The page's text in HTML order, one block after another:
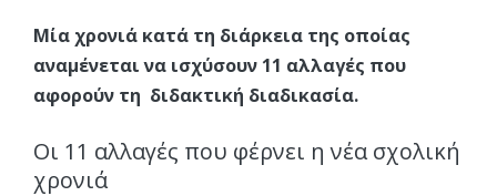
Μία χρονιά κατά τη διάρκεια της οποίας
αναμένεται να ισχύσουν 11 αλλαγές που
αφορούν τη διδακτική διαδικασία.
Οι 11 αλλαγές που φέρνει η νέα σχολική
χρονιά